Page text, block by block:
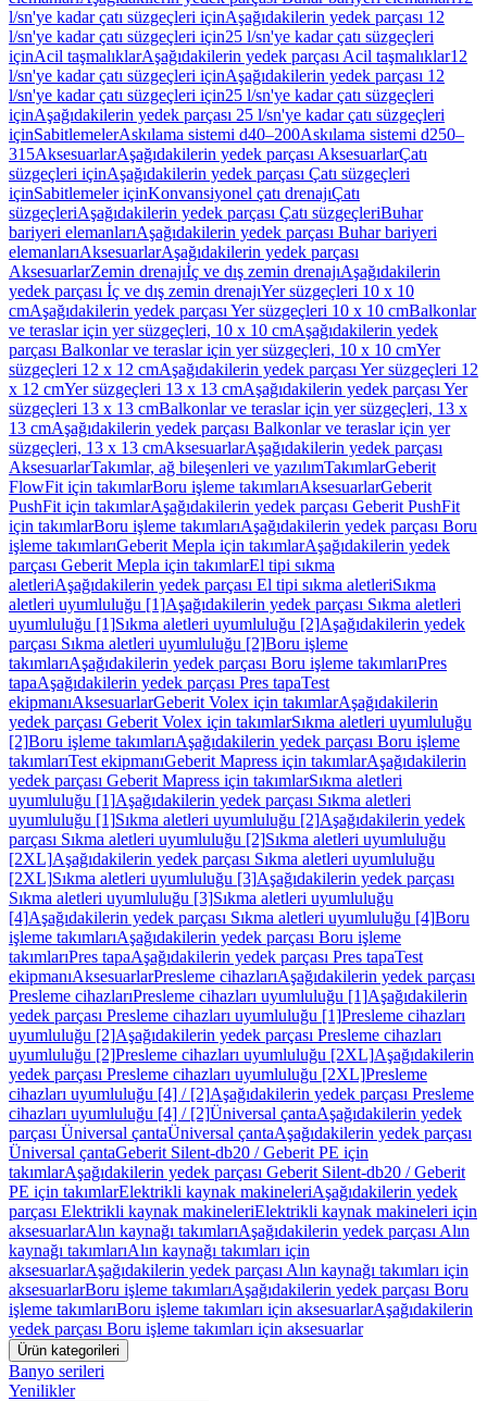
l/sn'ye kadar çatı süzgeçleri içinAşağıdakilerin yedek parçası 12
l/sn'ye kadar çatı süzgeçleri için25 l/sn'ye kadar çatı süzgeçleri
içinAcil taşmalıklarAşağıdakilerin yedek parçası Acil taşmalıklar12
l/sn'ye kadar çatı süzgeçleri içinAşağıdakilerin yedek parçası 12
l/sn'ye kadar çatı süzgeçleri için25 l/sn'ye kadar çatı süzgeçleri
içinAşağıdakilerin yedek parçası 25 l/sn'ye kadar çatı süzgeçleri
içinSabitlemelerAskılama sistemi d40–200Askılama sistemi d250–
315AksesuarlarAşağıdakilerin yedek parçası AksesuarlarÇatı
süzgeçleri içinAşağıdakilerin yedek parçası Çatı süzgeçleri
içinSabitlemeler içinKonvansiyonel çatı drenajıÇatı
süzgeçleriAşağıdakilerin yedek parçası Çatı süzgeçleriBuhar
bariyeri elemanlarıAşağıdakilerin yedek parçası Buhar bariyeri
elemanlarıAksesuarlarAşağıdakilerin yedek parçası
AksesuarlarZemin drenajıİç ve dış zemin drenajıAşağıdakilerin
yedek parçası İç ve dış zemin drenajıYer süzgeçleri 10 x 10
cmAşağıdakilerin yedek parçası Yer süzgeçleri 10 x 10 cmBalkonlar
ve teraslar için yer süzgeçleri, 10 x 10 cmAşağıdakilerin yedek
parçası Balkonlar ve teraslar için yer süzgeçleri, 10 x 10 cmYer
süzgeçleri 12 x 12 cmAşağıdakilerin yedek parçası Yer süzgeçleri 12
x 12 cmYer süzgeçleri 13 x 13 cmAşağıdakilerin yedek parçası Yer
süzgeçleri 13 x 13 cmBalkonlar ve teraslar için yer süzgeçleri, 13 x
13 cmAşağıdakilerin yedek parçası Balkonlar ve teraslar için yer
süzgeçleri, 13 x 13 cmAksesuarlarAşağıdakilerin yedek parçası
AksesuarlarTakımlar, ağ bileşenleri ve yazılımTakımlarGeberit
FlowFit için takımlarBoru işleme takımlarıAksesuarlarGeberit
PushFit için takımlarAşağıdakilerin yedek parçası Geberit PushFit
için takımlarBoru işleme takımlarıAşağıdakilerin yedek parçası Boru
işleme takımlarıGeberit Mepla için takımlarAşağıdakilerin yedek
parçası Geberit Mepla için takımlarEl tipi sıkma
aletleriAşağıdakilerin yedek parçası El tipi sıkma aletleriSıkma
aletleri uyumluluğu [1]Aşağıdakilerin yedek parçası Sıkma aletleri
uyumluluğu [1]Sıkma aletleri uyumluluğu [2]Aşağıdakilerin yedek
parçası Sıkma aletleri uyumluluğu [2]Boru işleme
takımlarıAşağıdakilerin yedek parçası Boru işleme takımlarıPres
tapaAşağıdakilerin yedek parçası Pres tapaTest
ekipmanıAksesuarlarGeberit Volex için takımlarAşağıdakilerin
yedek parçası Geberit Volex için takımlarSıkma aletleri uyumluluğu
[2]Boru işleme takımlarıAşağıdakilerin yedek parçası Boru işleme
takımlarıTest ekipmanıGeberit Mapress için takımlarAşağıdakilerin
yedek parçası Geberit Mapress için takımlarSıkma aletleri
uyumluluğu [1]Aşağıdakilerin yedek parçası Sıkma aletleri
uyumluluğu [1]Sıkma aletleri uyumluluğu [2]Aşağıdakilerin yedek
parçası Sıkma aletleri uyumluluğu [2]Sıkma aletleri uyumluluğu
[2XL]Aşağıdakilerin yedek parçası Sıkma aletleri uyumluluğu
[2XL]Sıkma aletleri uyumluluğu [3]Aşağıdakilerin yedek parçası
Sıkma aletleri uyumluluğu [3]Sıkma aletleri uyumluluğu
[4]Aşağıdakilerin yedek parçası Sıkma aletleri uyumluluğu [4]Boru
işleme takımlarıAşağıdakilerin yedek parçası Boru işleme
takımlarıPres tapaAşağıdakilerin yedek parçası Pres tapaTest
ekipmanıAksesuarlarPresleme cihazlarıAşağıdakilerin yedek parçası
Presleme cihazlarıPresleme cihazları uyumluluğu [1]Aşağıdakilerin
yedek parçası Presleme cihazları uyumluluğu [1]Presleme cihazları
uyumluluğu [2]Aşağıdakilerin yedek parçası Presleme cihazları
uyumluluğu [2]Presleme cihazları uyumluluğu [2XL]Aşağıdakilerin
yedek parçası Presleme cihazları uyumluluğu [2XL]Presleme
cihazları uyumluluğu [4] / [2]Aşağıdakilerin yedek parçası Presleme
cihazları uyumluluğu [4] / [2]Üniversal çantaAşağıdakilerin yedek
parçası Üniversal çantaÜniversal çantaAşağıdakilerin yedek parçası
Üniversal çantaGeberit Silent-db20 / Geberit PE için
takımlarAşağıdakilerin yedek parçası Geberit Silent-db20 / Geberit
PE için takımlarElektrikli kaynak makineleriAşağıdakilerin yedek
parçası Elektrikli kaynak makineleriElektrikli kaynak makineleri için
aksesuarlarAlın kaynağı takımlarıAşağıdakilerin yedek parçası Alın
kaynağı takımlarıAlın kaynağı takımları için
aksesuarlarAşağıdakilerin yedek parçası Alın kaynağı takımları için
aksesuarlarBoru işleme takımlarıAşağıdakilerin yedek parçası Boru
işleme takımlarıBoru işleme takımları için aksesuarlarAşağıdakilerin
yedek parçası Boru işleme takımları için aksesuarlar
Ürün kategorileri
Banyo serileri
Yenilikler